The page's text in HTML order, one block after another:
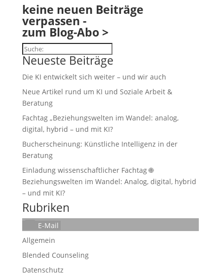
keine neuen Beiträge
verpassen -
zum Blog-Abo >
Suchen
Neueste Beiträge
Die KI entwickelt sich weiter – und wir auch
Neue Artikel rund um KI und Soziale Arbeit &
Beratung
Fachtag „Beziehungswelten im Wandel: analog,
digital, hybrid – und mit KI?
Bucherscheinung: Künstliche Intelligenz in der
Beratung
Einladung wissenschaftlicher Fachtag 🌐
Beziehungswelten im Wandel: Analog, digital, hybrid
– und mit KI?
Rubriken
E-Mail
Allgemein
Blended Counseling
Datenschutz